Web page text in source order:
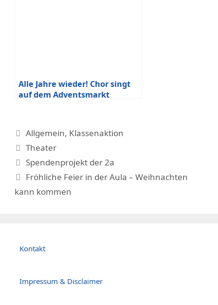
Alle Jahre wieder! Chor singt
auf dem Adventsmarkt
Kategorien
Allgemein, Klassenaktion
Schlagwörter
Theater
Spendenprojekt der 2a
Fröhliche Feier in der Aula – Weihnachten
kann kommen
Kontakt
Impressum & Disclaimer